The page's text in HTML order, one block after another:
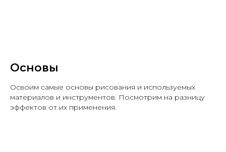
Основы
Освоим самые основы рисования и используемых
материалов и инструментов. Посмотрим на разницу
эффектов от их применения.